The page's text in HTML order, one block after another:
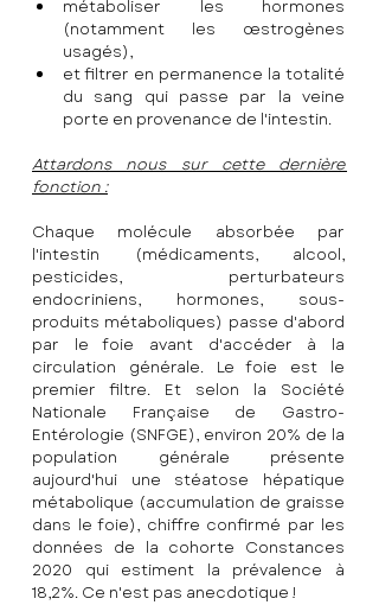
métaboliser les hormones
(notamment les œstrogènes
usagés),
et filtrer en permanence la totalité
du sang qui passe par la veine
porte en provenance de l'intestin.
Attardons nous sur cette dernière
fonction :
Chaque molécule absorbée par
l'intestin (médicaments, alcool,
pesticides, perturbateurs
endocriniens, hormones, sous-
produits métaboliques) passe d'abord
par le foie avant d'accéder à la
circulation générale. Le foie est le
premier filtre. Et selon la Société
Nationale Française de Gastro-
Entérologie (SNFGE), environ 20% de la
population générale présente
aujourd'hui une stéatose hépatique
métabolique (accumulation de graisse
dans le foie), chiffre confirmé par les
données de la cohorte Constances
2020 qui estiment la prévalence à
18,2%. Ce n'est pas anecdotique !